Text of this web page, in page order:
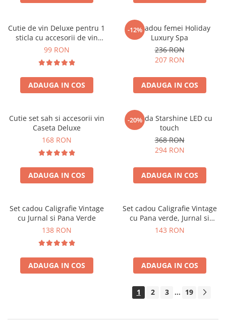
Cutie de vin Deluxe pentru 1
sticla cu accesorii de vin
incluse piele ecologica de
99 RON
ADAUGA IN COS
-12%
Set cadou femei Holiday
Luxury Spa
236 RON
207 RON
ADAUGA IN COS
Cutie set sah si accesorii vin
Caseta Deluxe
168 RON
ADAUGA IN COS
-20%
Oglinda Starshine LED cu
touch
368 RON
294 RON
ADAUGA IN COS
Set cadou Caligrafie Vintage
cu Jurnal si Pana Verde
138 RON
ADAUGA IN COS
Set cadou Caligrafie Vintage
cu Pana verde, Jurnal si
Suport pentru stilou, 9 piese
143 RON
ADAUGA IN COS
1 2 3 ... 19